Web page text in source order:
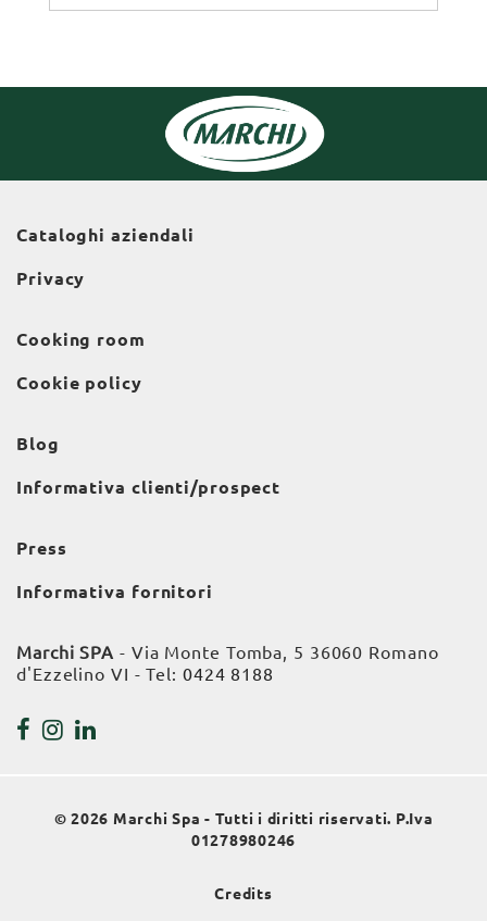
Cataloghi aziendali
Privacy
Cooking room
Cookie policy
Blog
Informativa clienti/prospect
Press
Informativa fornitori
Marchi SPA - Via Monte Tomba, 5 36060 Romano
d'Ezzelino VI - Tel: 0424 8188
© 2026 Marchi Spa - Tutti i diritti riservati. P.Iva
01278980246
Credits